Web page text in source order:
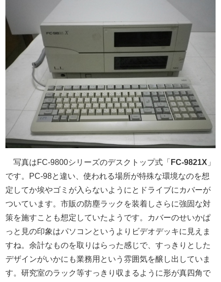
写真はFC-9800シリーズのデスクトップ式「 FC-9821X 」
です。PC-98と違い、使われる場所が特殊な環境なのを想
定してか埃やゴミが入らないようにとドライブにカバーが
ついています。市販の防塵ラックを装着しさらに強固な対
策を施すことも想定していたようです。カバーのせいかぱ
っと見の印象はパソコンというよりビデオデッキに見えま
すね。余計なものを取りはらった感じで、すっきりとした
デザインがいかにも業務用という雰囲気を醸し出していま
す。研究室のラック等すっきり収まるように形が真四角で